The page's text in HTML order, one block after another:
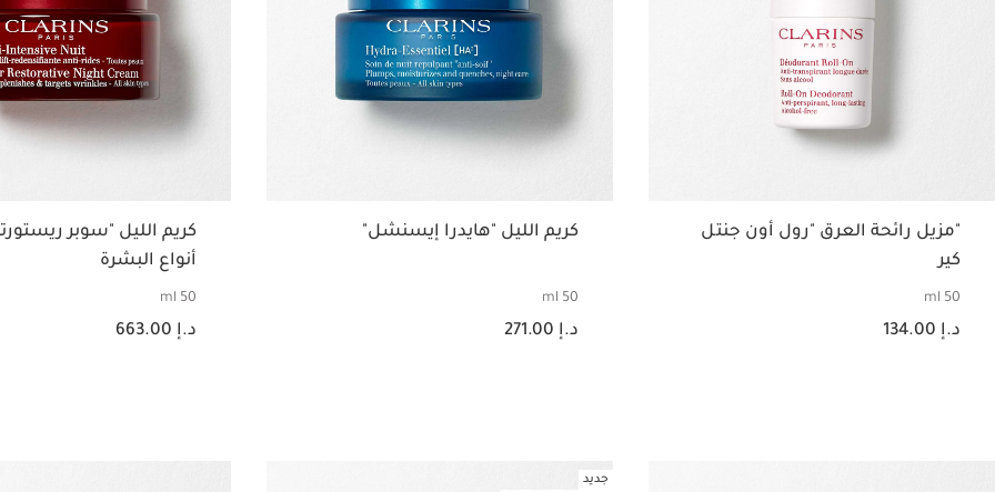
"مزيل رائحة العرق "رول أون جنتل
كير
50 ml
السعر الحالي هو د.إ 134.00
د.إ 134.00
كريم الليل "هايدرا إيسنشل"
50 ml
السعر الحالي هو د.إ 271.00
د.إ 271.00
كريم الليل "سوبر
أنواع البشرة
50 ml
السعر الحالي هو د.إ 663.00
د.إ 663.00
جديد